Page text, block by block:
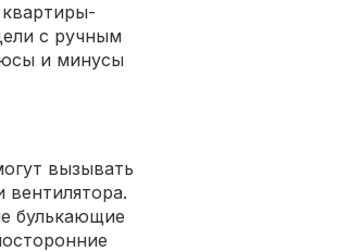
с ручным
и минусы
вызывать
булькающие